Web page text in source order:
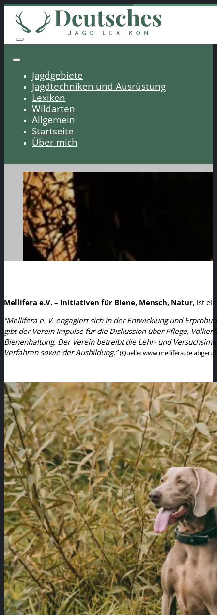
Jagdgebiete
Jagdtechniken und Ausrüstung
Lexikon
Wildarten
Allgemein
Startseite
Über mich
Mellifera e.V. – Initiativen für Biene, Mensch, Natur, ist
“Mellifera e. V. engagiert sich in der Entwicklung und
gibt der Verein Impulse für die Diskussion über Pflege,
Bienenhaltung. Der Verein betreibt die Lehr- und
Verfahren sowie der Ausbildung.” (Quelle: www.mellifera.de